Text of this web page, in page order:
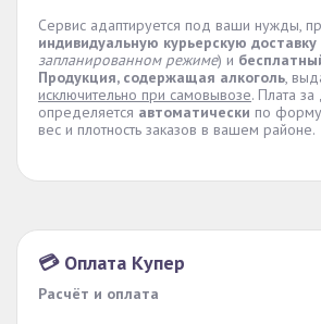
Сервис адаптируется под ваши нужды,
индивидуальную курьерскую доставку
запланированном режиме) и
Продукция, содержащая алкоголь,
исключительно при самовывозе. Плата за
определяется автоматически по
вес и плотность заказов в вашем районе.
💳 Оплата Купер
Расчёт и оплата